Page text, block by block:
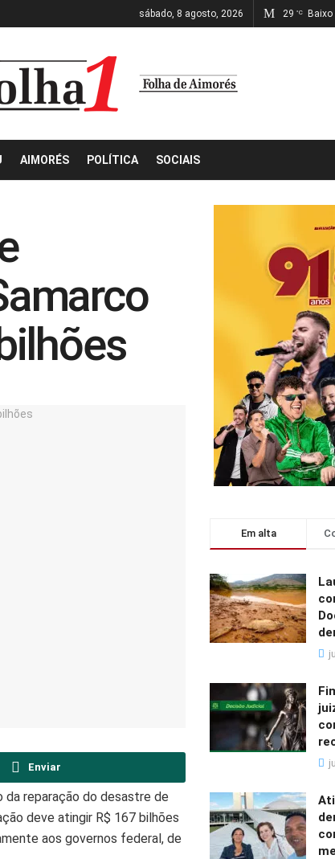
sábado, 8 agosto, 2026 29 °C Baixo
AIMORÉS POLÍTICA SOCIAIS
Enviar
da reparação do desastre de
deve atingir R$ 167 bilhões
aos governos federal, de
Em alta